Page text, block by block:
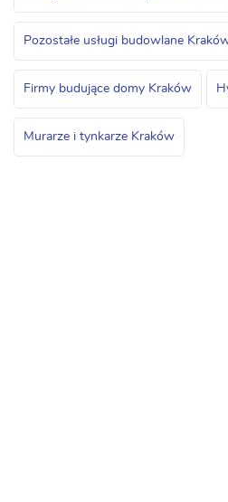
Pozostałe usługi budowlane
Firmy budujące domy Kraków
Murarze i tynkarze Kraków